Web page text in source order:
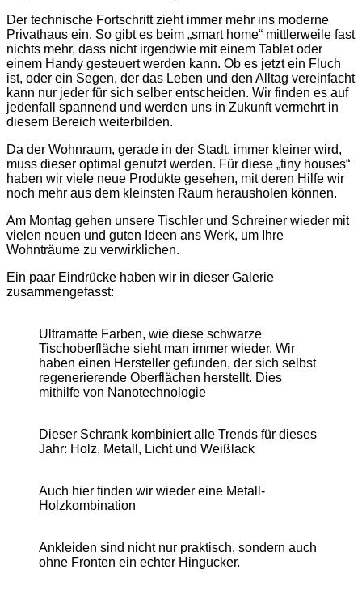
Der technische Fortschritt zieht immer mehr ins moderne
Privathaus ein. So gibt es beim „smart home“ mittlerweile fast
nichts mehr, dass nicht irgendwie mit einem Tablet oder
einem Handy gesteuert werden kann. Ob es jetzt ein Fluch
ist, oder ein Segen, der das Leben und den Alltag vereinfacht
kann nur jeder für sich selber entscheiden. Wir finden es auf
jedenfall spannend und werden uns in Zukunft vermehrt in
diesem Bereich weiterbilden.
Da der Wohnraum, gerade in der Stadt, immer kleiner wird,
muss dieser optimal genutzt werden. Für diese „tiny houses“
haben wir viele neue Produkte gesehen, mit deren Hilfe wir
noch mehr aus dem kleinsten Raum herausholen können.
Am Montag gehen unsere Tischler und Schreiner wieder mit
vielen neuen und guten Ideen ans Werk, um Ihre
Wohnträume zu verwirklichen.
Ein paar Eindrücke haben wir in dieser Galerie
zusammengefasst:
Ultramatte Farben, wie diese schwarze
Tischoberfläche sieht man immer wieder. Wir
haben einen Hersteller gefunden, der sich selbst
regenerierende Oberflächen herstellt. Dies
mithilfe von Nanotechnologie
Dieser Schrank kombiniert alle Trends für dieses
Jahr: Holz, Metall, Licht und Weißlack
Auch hier finden wir wieder eine Metall-
Holzkombination
Ankleiden sind nicht nur praktisch, sondern auch
ohne Fronten ein echter Hingucker.